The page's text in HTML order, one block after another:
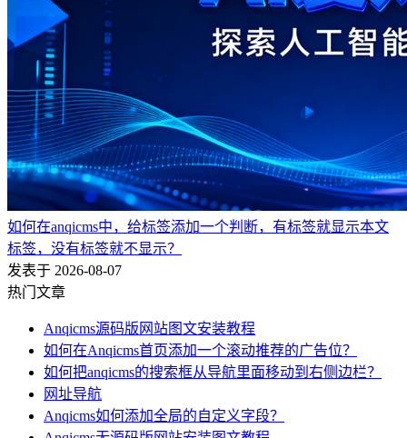
如何在anqicms中，给标签添加一个判断，有标签就显示本文
标签，没有标签就不显示？
发表于 2026-08-07
热门文章
Anqicms源码版网站图文安装教程
如何在Anqicms首页添加一个滚动推荐的广告位？
如何把anqicms的搜索框从导航里面移动到右侧边栏？
网址导航
Anqicms如何添加全局的自定义字段？